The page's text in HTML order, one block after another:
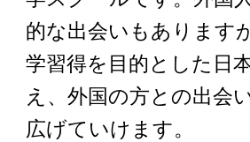
的な出会いもあります
学習得を目的とした日
え、外国の方との出会
広げていけます。